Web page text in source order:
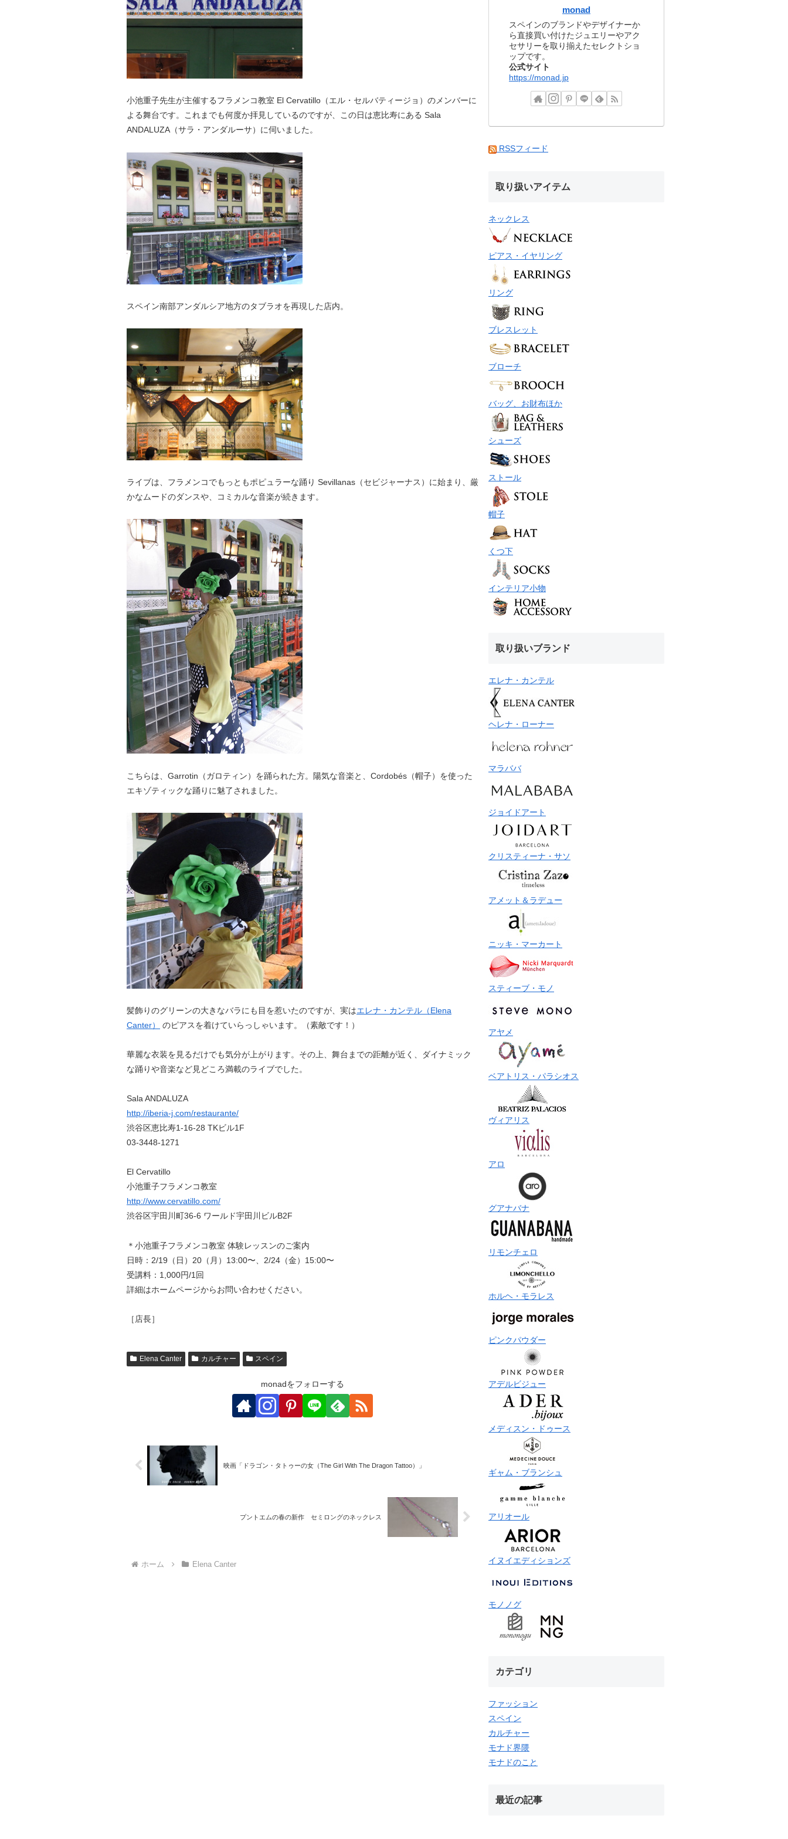
小池重子先生が主催するフラメンコ教室 El Cervatillo（エル・セルバティージョ）のメンバーに
よる舞台です。これまでも何度か拝見しているのですが、この日は恵比寿にある Sala
ANDALUZA（サラ・アンダルーサ）に伺いました。
スペイン南部アンダルシア地方のタブラオを再現した店内。
ライブは、フラメンコでもっともポピュラーな踊り Sevillanas（セビジャーナス）に始まり、厳
かなムードのダンスや、コミカルな音楽が続きます。
こちらは、Garrotin（ガロティン）を踊られた方。陽気な音楽と、Cordobés（帽子）を使った
エキゾティックな踊りに魅了されました。
髪飾りのグリーンの大きなバラにも目を惹いたのですが、実はエレナ・カンテル（Elena
Canter）
のピアスを着けていらっしゃいます。（素敵です！）
華麗な衣装を見るだけでも気分が上がります。その上、舞台までの距離が近く、ダイナミック
な踊りや音楽など見どころ満載のライブでした。
Sala ANDALUZA
http://iberia-j.com/restaurante/
渋谷区恵比寿1-16-28 TKビル1F
03-3448-1271
El Cervatillo
小池重子フラメンコ教室
http://www.cervatillo.com/
渋谷区宇田川町36-6 ワールド宇田川ビルB2F
＊小池重子フラメンコ教室 体験レッスンのご案内
日時：2/19（日）20（月）13:00〜、2/24（金）15:00〜
受講料：1,000円/1回
詳細はホームページからお問い合わせください。
［店長］
Elena Canter カルチャー スペイン
monadをフォローする
映画「ドラゴン・タトゥーの女（The Girl With The Dragon Tattoo）」
プントエムの春の新作 セミロングのネックレス
ホーム Elena Canter
monad
スペインのブランドやデザイナーか
ら直接買い付けたジュエリーやアク
セサリーを取り揃えたセレクトショ
ップです。
公式サイト
https://monad.jp
RSSフィード
取り扱いアイテム
ネックレス
ピアス・イヤリング
リング
ブレスレット
ブローチ
バッグ、お財布ほか
シューズ
ストール
帽子
くつ下
インテリア小物
取り扱いブランド
エレナ・カンテル
ヘレナ・ローナー
マラババ
ジョイドアート
クリスティーナ・サソ
アメット＆ラデュー
ニッキ・マーカート
スティーブ・モノ
アヤメ
ベアトリス・パラシオス
ヴィアリス
アロ
グアナバナ
リモンチェロ
ホルヘ・モラレス
ピンクパウダー
アデルビジュー
メディスン・ドゥース
ギャム・ブランシュ
アリオール
イヌイエディションズ
モノノグ
カテゴリ
ファッション
スペイン
カルチャー
モナド界隈
モナドのこと
最近の記事